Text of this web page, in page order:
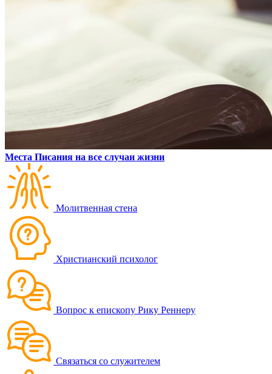
Места Писания на все случаи жизни
Молитвенная стена
Христианский психолог
Вопрос к епископу Рику Реннеру
Связаться со служителем